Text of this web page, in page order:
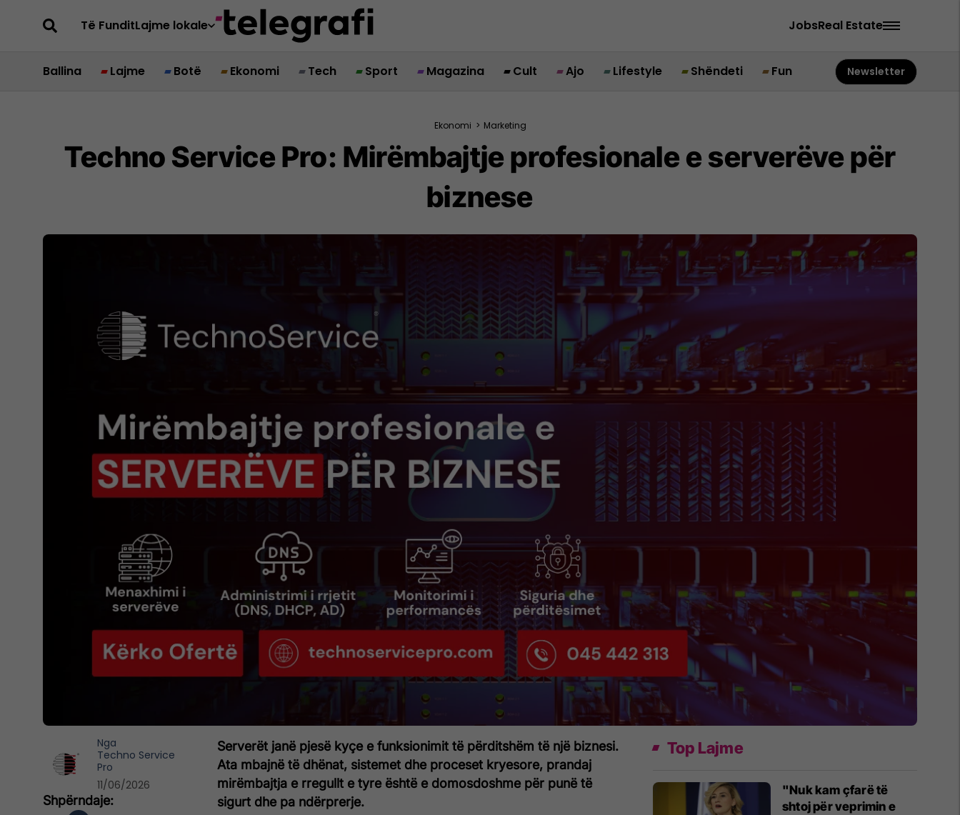
Të FunditLajme lokale JobsReal Estate
Ballina Lajme Botë Ekonomi Tech Sport Magazina Cult Ajo Lifestyle Shëndeti Fun Newsletter
Ekonomi > Marketing
Techno Service Pro: Mirëmbajtje profesionale e serverëve për
biznese
Serverët janë pjesë kyçe e funksionimit të përditshëm të një biznesi.
Ata mbajnë të dhënat, sistemet dhe proceset kryesore, prandaj
mirëmbajtja e rregullt e tyre është e domosdoshme për punë të
sigurt dhe pa ndërprerje.
Nga
Techno Service
Pro
11/06/2026
Top Lajme
"Nuk kam çfarë të
shtoj për veprimin e